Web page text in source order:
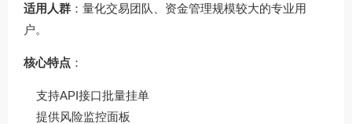
适用人群 ：量化交易团队、资金管理规模较大的专业用
户。
核心特点 ：
支持API接口批量挂单
提供风险监控面板